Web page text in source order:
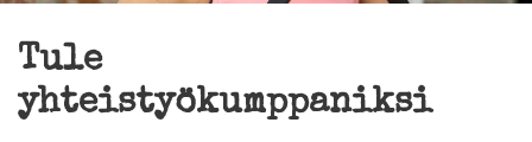
Tule
yhteistyökumppaniksi